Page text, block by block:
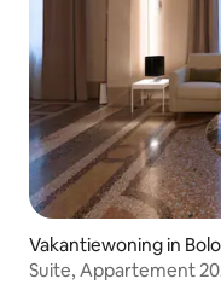
Vakantiewoning in
Suite, Appartement